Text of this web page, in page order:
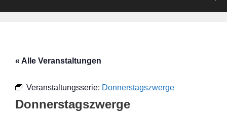
« Alle Veranstaltungen
Veranstaltungsserie: Donnerstagszwerge
Donnerstagszwerge